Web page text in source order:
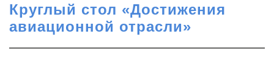
Экспо"
Павильон
2,
Круглый стол «Достижения
авиационной отрасли»